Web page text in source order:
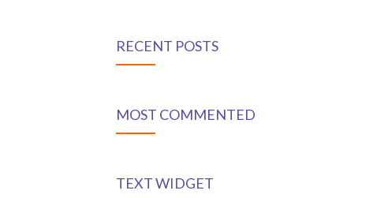
RECENT POSTS
MOST COMMENTED
TEXT WIDGET